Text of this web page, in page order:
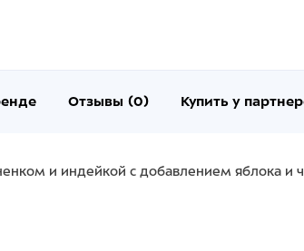
Отзывы (0) Купить у
и индейкой с добавлением яблока и